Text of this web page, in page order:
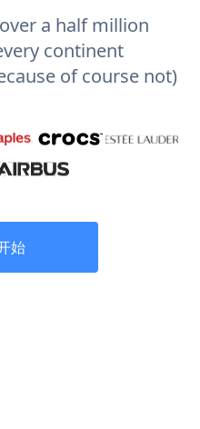
a half million
continent
of course not)
始